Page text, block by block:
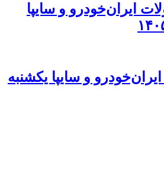
ایران‌خودرو و سایپا
و سایپا یکشنبه